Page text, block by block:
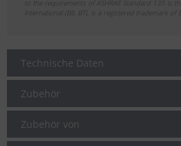
to the requirements of ASHRAE Standard 135 is
International (BI). BTL is a registered trademark of BI.
Technische Daten
Zubehör
Zubehör von